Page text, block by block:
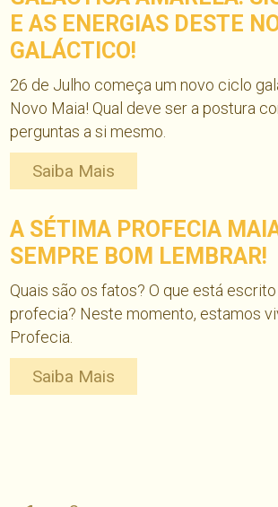
E AS ENERGIAS DESTE
GALÁCTICO!
26 de Julho começa um novo ciclo
Novo Maia! Qual deve ser a postura
perguntas a si mesmo.
Saiba Mais
A SÉTIMA PROFECIA
SEMPRE BOM LEMBRAR!
Quais são os fatos? O que está
profecia? Neste momento, estamos
Profecia.
Saiba Mais